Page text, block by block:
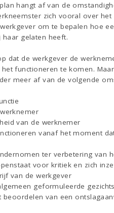
hangt af van de
zich vooral over
om te bepalen hoe
gelaten heeft.
dat de werkgever de
functioneren te komen.
meer af van de volgende
van de werknemer
vanaf het moment
ter verbetering van
voor kritiek en zich
van de werkgever
geformuleerde
van een